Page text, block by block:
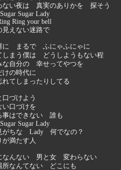
ない夜は 真実のありかを 探そう
Sugar Lady
Ring your bell
見えない迷路で
に まるで ふにゃふにゃに
しまう僕は どうしようもない程
な自分の 幸せってやつを
けの時代に
れてしまったりしてる
口づけよう
い口づけを
事はできない 誰も
Sugar Lady
がちな Lady 何でなの？
が満たす人
なんない 男と女 変わらない
所なんてない どこにも